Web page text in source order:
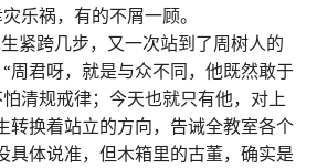
乐祸，有的不屑一顾。
跨几步，又一次站到了周树人的
周君呀，就是与众不同，他既然敢于
清规戒律；今天也就只有他，对上
转换着站立的方向，告诫全教室各个
具体说准，但木箱里的古董，确实是